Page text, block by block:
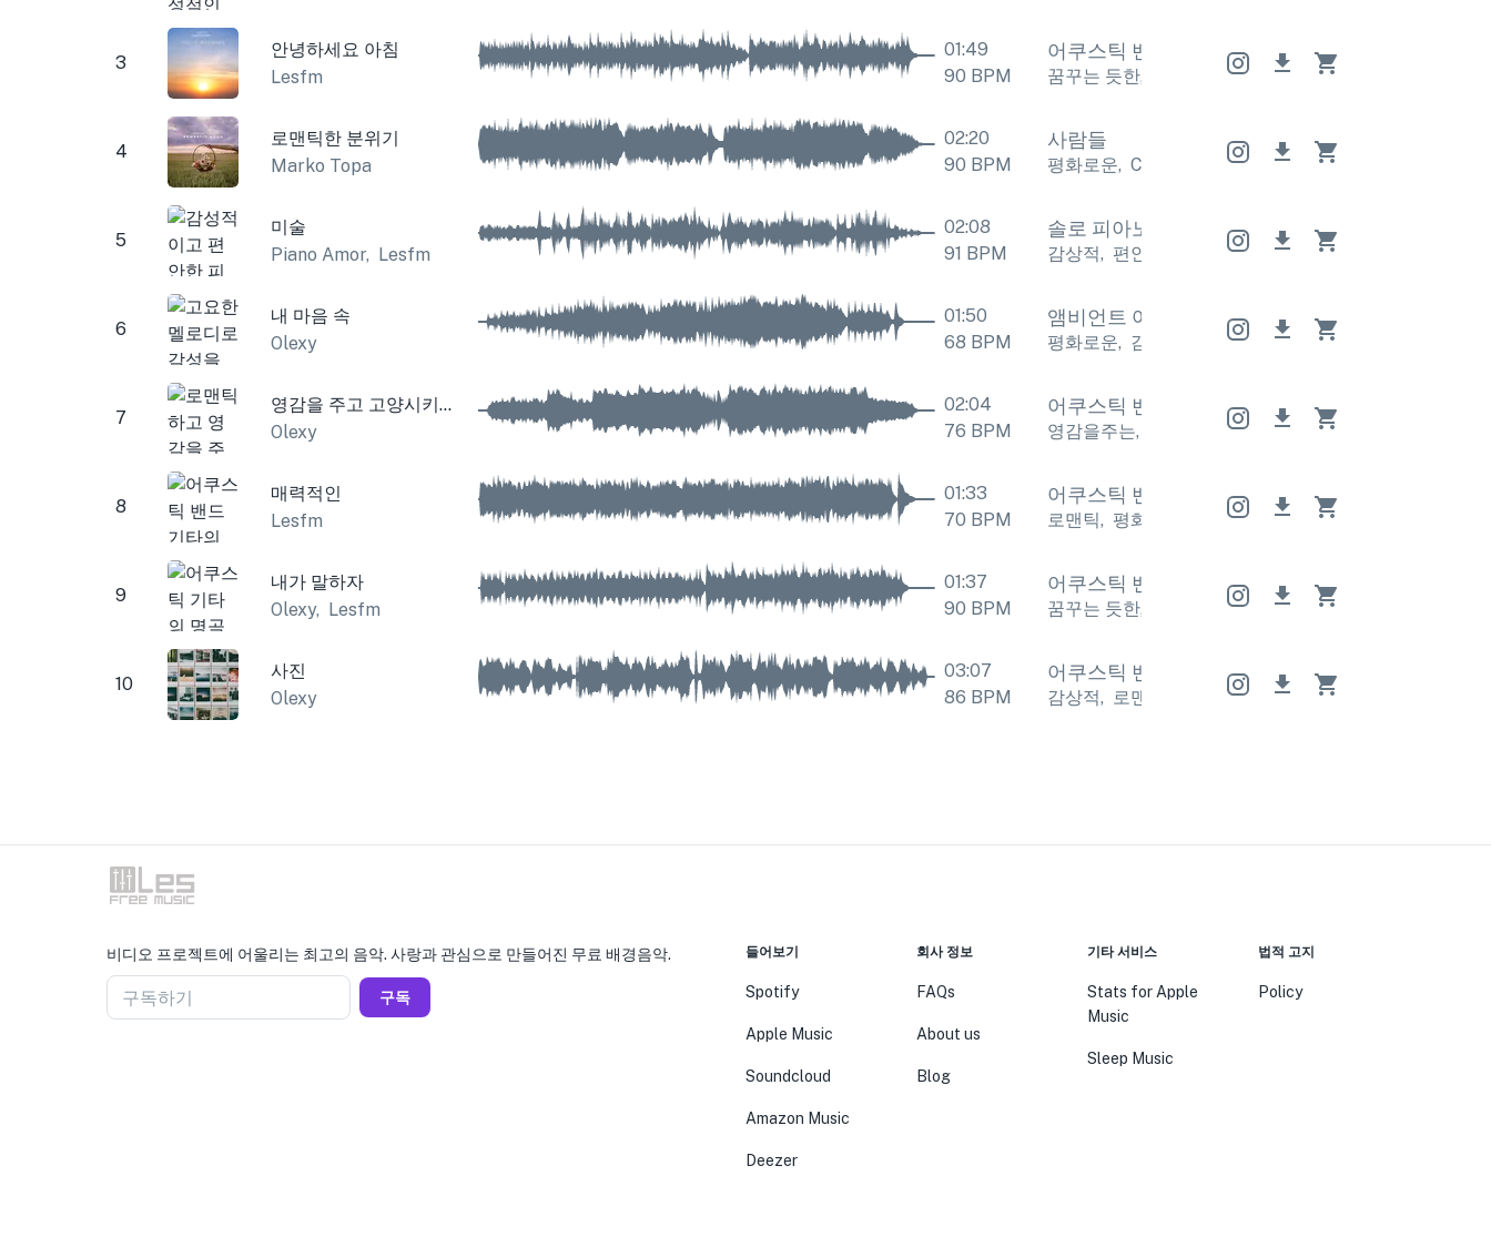
3
안녕하세요 아침
Lesfm
01:49
90 BPM
어쿠스틱 밴드 어쿠스틱 밴드 어쿠스틱 밴드
꿈꾸는 듯한, 꿈꾸는 듯한,
4
로맨틱한 분위기
Marko Topa
02:20
90 BPM
사람들
평화로운, Calm 평화로운 Calm 평화로운
5
미술
Piano Amor, Lesfm
02:08
91 BPM
솔로 피아노 솔로 피아노 솔로 피아노
감상적, 편안한 감상적, 편안한 감상적
6
내 마음 속
Olexy
01:50
68 BPM
앰비언트 어쿠스틱 앰비언트 어쿠스틱
평화로운, 감상적 평화로운 감상적
7
영감을 주고 고양시키는 기타
Olexy
02:04
76 BPM
어쿠스틱 밴드 어쿠스틱 밴드 어쿠스틱 밴드
영감을주는, 영감을주는 로맨틱
8
매력적인
Lesfm
01:33
70 BPM
어쿠스틱 밴드 어쿠스틱 밴드 어쿠스틱 밴드
로맨틱, 평화로운 로맨틱 평화로운
9
내가 말하자
Olexy, Lesfm
01:37
90 BPM
어쿠스틱 밴드 어쿠스틱 밴드 어쿠스틱 밴드
꿈꾸는 듯한, 꿈꾸는 듯한,
10
사진
Olexy
03:07
86 BPM
어쿠스틱 밴드 어쿠스틱 밴드 어쿠스틱 밴드
감상적, 로맨틱 감상적, 로맨틱 감상적
비디오 프로젝트에 어울리는 최고의 음악. 사랑과 관심으로 만들어진 무료 배경음악.
구독하기 구독
들어보기
Spotify
Apple Music
Soundcloud
Amazon Music
Deezer
회사 정보
FAQs
About us
Blog
기타 서비스
Stats for Apple
Music
Sleep Music
법적 고지
Policy